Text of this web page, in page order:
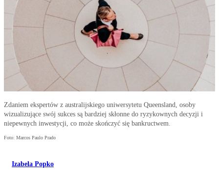
Zdaniem ekspertów z australijskiego uniwersytetu Queensland, osoby
wizualizujące swój sukces są bardziej skłonne do ryzykownych decyzji i
niepewnych inwestycji, co może skończyć się bankructwem.
Foto: Marcos Paulo Prado
Izabela Popko